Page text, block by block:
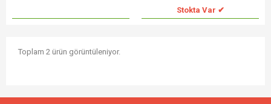
Stokta Var ✔
Toplam 2 ürün görüntüleniyor.